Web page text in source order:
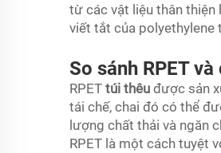
từ các vật liệu thân thiện
viết tắt của polyethylene
So sánh RPET
RPET túi thêu được sản
tái chế, chai đó có thể
lượng chất thải và ngăn
RPET là một cách tuyệt